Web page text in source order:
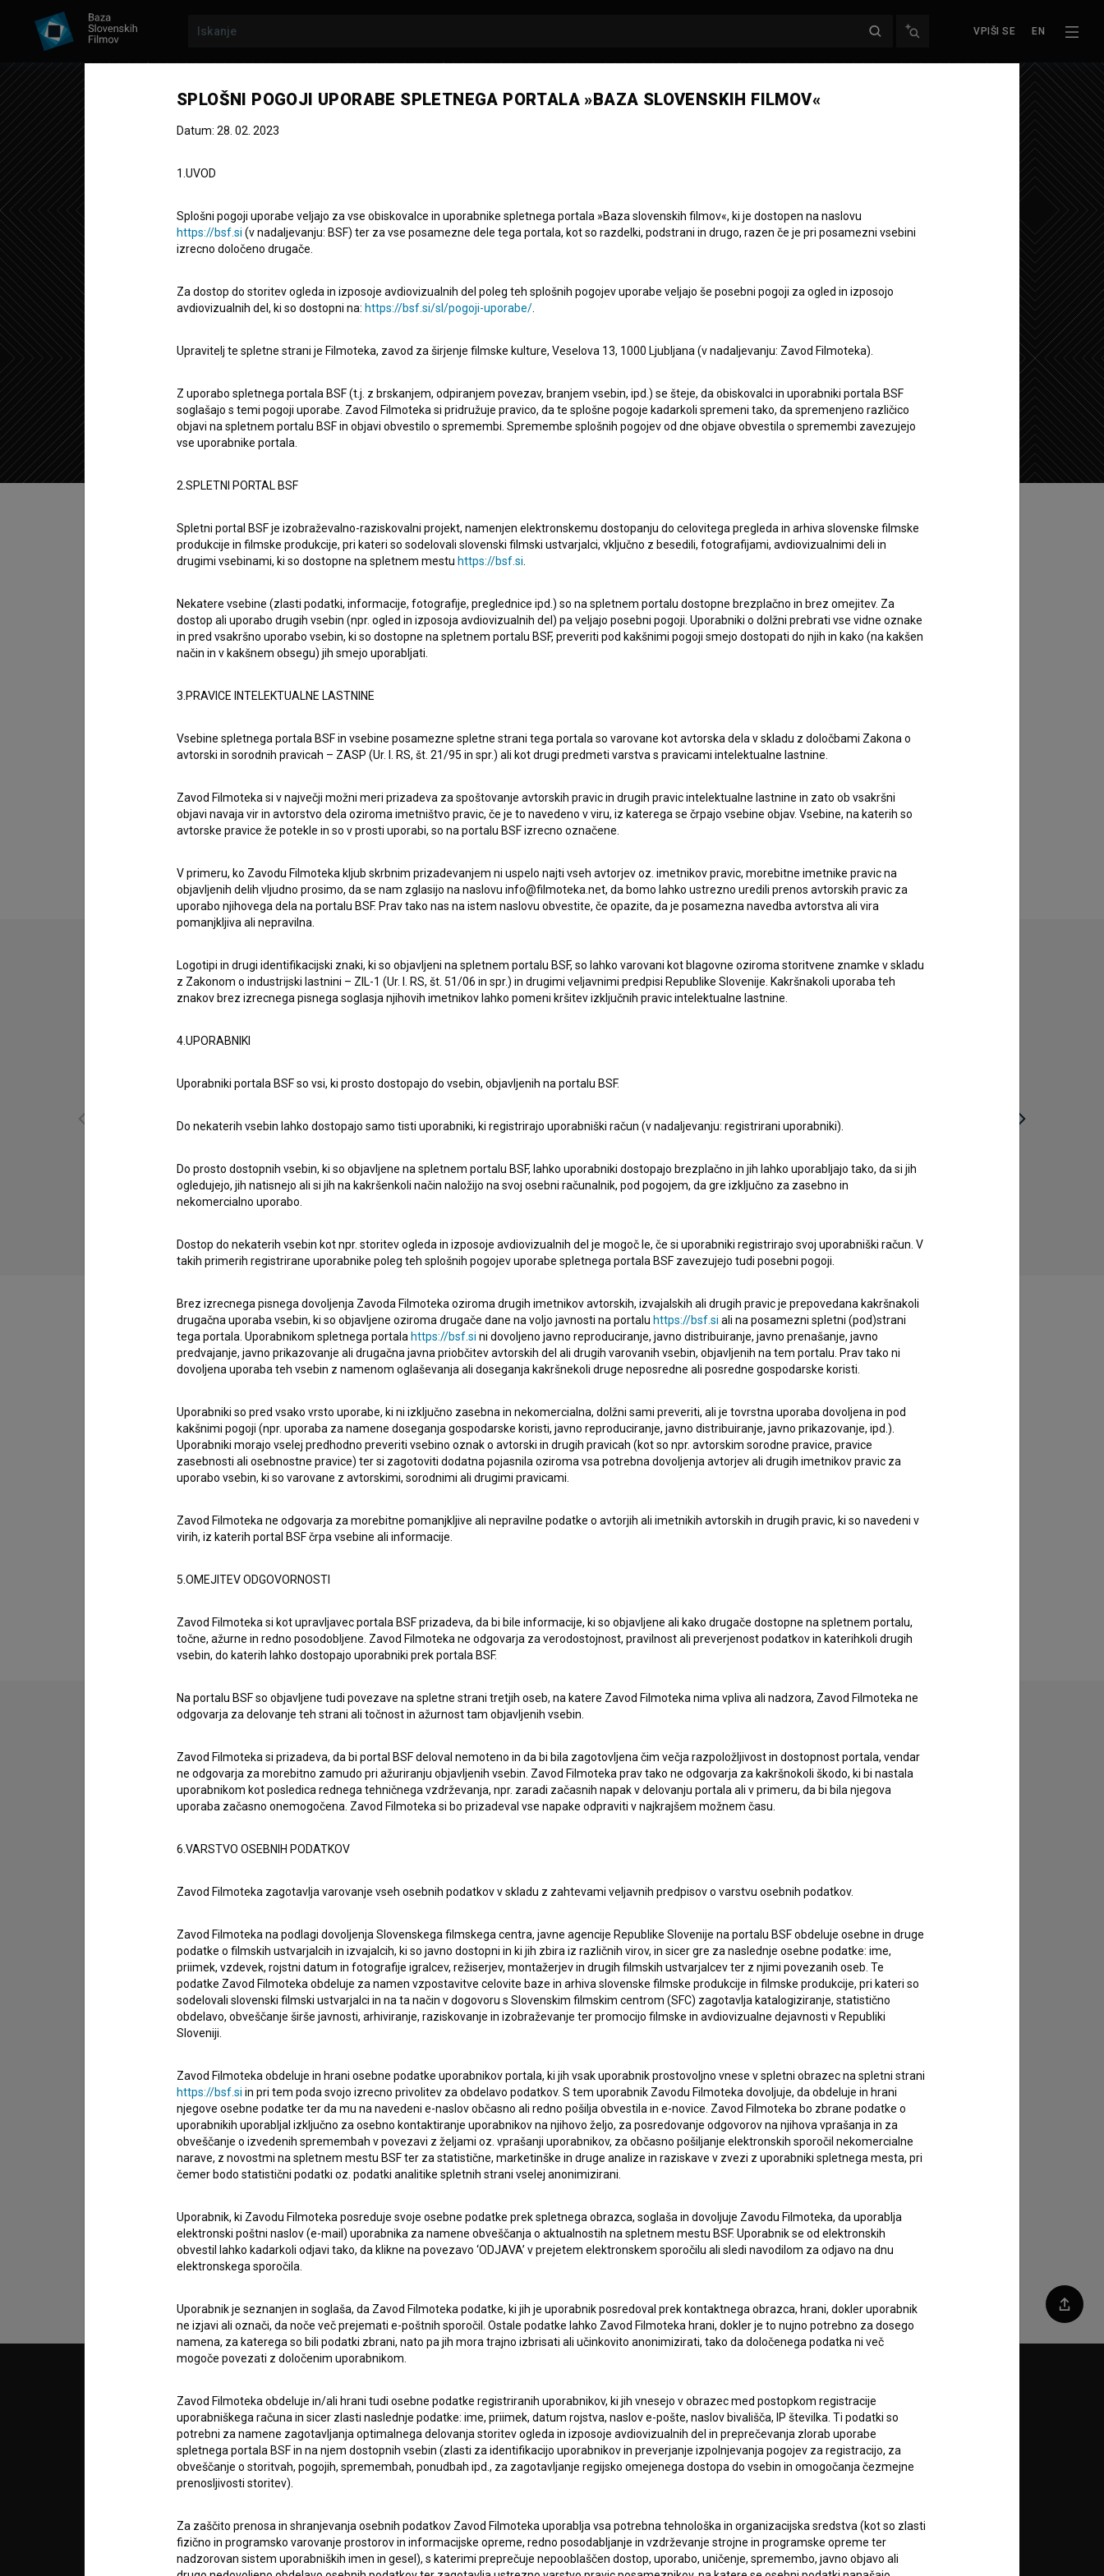
VPIŠI SE EN
Balkan ekspres
Balkanski ekspres
komedija, vojni
Želim si ogledati ta film
Tanja Bošković. Žanrsko je opredeljen kot komedija in vojni. Režiser je Branko Baletić. Nastal
je v produkcijiArt film 80inInex film.
Branko Baletić
Dragan Nikolić,Bora Todorović,Tanja Bošković
Oglejte si
Homo (2020)
drama, komedija, omnibus
Sedmina (1969) Dan ljubezni: Epizoda 11 (2010)
Zasedba
Organizacije
Projekcije
Spoštovani, s pomočjo spodnjega obrazca lahko stopite v stik z uredništvom Baze slovenskih filmov. Veseli bomo vaših odzivov.
imam vprašanje
podatkov.
Deli
zavod za širjenje filmske kulture
info@filmoteka.si
Mednarodna številka ISSN 2670-787X
Projekt sofinancira:
POGOJI UPORABE
STATISTIKA
PRIJAVA
Sprejemamsplošne pogoje in dajemsoglasjeza
SPLOŠNI POGOJI UPORABE SPLETNEGA PORTALA »BAZA SLOVENSKIH FILMOV«
Datum: 28. 02. 2023
1.UVOD
Splošni pogoji uporabe veljajo za vse obiskovalce in uporabnike spletnega portala »Baza slovenskih filmov«, ki je dostopen na naslovu
https://bsf.si (v nadaljevanju: BSF) ter za vse posamezne dele tega portala, kot so razdelki, podstrani in drugo, razen če je pri posamezni vsebini
izrecno določeno drugače.
Za dostop do storitev ogleda in izposoje avdiovizualnih del poleg teh splošnih pogojev uporabe veljajo še posebni pogoji za ogled in izposojo
avdiovizualnih del, ki so dostopni na: https://bsf.si/sl/pogoji-uporabe/
Upravitelj te spletne strani je Filmoteka, zavod za širjenje filmske kulture, Veselova 13, 1000 Ljubljana (v nadaljevanju: Zavod Filmoteka).
Z uporabo spletnega portala BSF (t.j. z brskanjem, odpiranjem povezav, branjem vsebin, ipd.) se šteje, da obiskovalci in uporabniki portala BSF
soglašajo s temi pogoji uporabe. Zavod Filmoteka si pridružuje pravico, da te splošne pogoje kadarkoli spremeni tako, da spremenjeno različico
objavi na spletnem portalu BSF in objavi obvestilo o spremembi. Spremembe splošnih pogojev od dne objave obvestila o spremembi zavezujejo
vse uporabnike portala.
2.SPLETNI PORTAL BSF
Spletni portal BSF je izobraževalno-raziskovalni projekt, namenjen elektronskemu dostopanju do celovitega pregleda in arhiva slovenske filmske
produkcije in filmske produkcije, pri kateri so sodelovali slovenski filmski ustvarjalci, vključno z besedili, fotografijami, avdiovizualnimi deli in
drugimi vsebinami, ki so dostopne na spletnem mestu https://bsf.si
Nekatere vsebine (zlasti podatki, informacije, fotografije, preglednice ipd.) so na spletnem portalu dostopne brezplačno in brez omejitev. Za
dostop ali uporabo drugih vsebin (npr. ogled in izposoja avdiovizualnih del) pa veljajo posebni pogoji. Uporabniki o dolžni prebrati vse vidne oznake
in pred vsakršno uporabo vsebin, ki so dostopne na spletnem portalu BSF, preveriti pod kakšnimi pogoji smejo dostopati do njih in kako (na kakšen
način in v kakšnem obsegu) jih smejo uporabljati.
3.PRAVICE INTELEKTUALNE LASTNINE
Vsebine spletnega portala BSF in vsebine posamezne spletne strani tega portala so varovane kot avtorska dela v skladu z določbami Zakona o
avtorski in sorodnih pravicah – ZASP (Ur. l. RS, št. 21/95 in spr.) ali kot drugi predmeti varstva s pravicami intelektualne lastnine.
Zavod Filmoteka si v največji možni meri prizadeva za spoštovanje avtorskih pravic in drugih pravic intelektualne lastnine in zato ob vsakršni
objavi navaja vir in avtorstvo dela oziroma imetništvo pravic, če je to navedeno v viru, iz katerega se črpajo vsebine objav. Vsebine, na katerih so
avtorske pravice že potekle in so v prosti uporabi, so na portalu BSF izrecno označene.
V primeru, ko Zavodu Filmoteka kljub skrbnim prizadevanjem ni uspelo najti vseh avtorjev oz. imetnikov pravic, morebitne imetnike pravic na
objavljenih delih vljudno prosimo, da se nam zglasijo na naslovu info@filmoteka.net, da bomo lahko ustrezno uredili prenos avtorskih pravic za
uporabo njihovega dela na portalu BSF. Prav tako nas na istem naslovu obvestite, če opazite, da je posamezna navedba avtorstva ali vira
pomanjkljiva ali nepravilna.
Logotipi in drugi identifikacijski znaki, ki so objavljeni na spletnem portalu BSF, so lahko varovani kot blagovne oziroma storitvene znamke v skladu
z Zakonom o industrijski lastnini – ZIL-1 (Ur. l. RS, št. 51/06 in spr.) in drugimi veljavnimi predpisi Republike Slovenije. Kakršnakoli uporaba teh
znakov brez izrecnega pisnega soglasja njihovih imetnikov lahko pomeni kršitev izključnih pravic intelektualne lastnine.
4.UPORABNIKI
Uporabniki portala BSF so vsi, ki prosto dostopajo do vsebin, objavljenih na portalu BSF.
Do nekaterih vsebin lahko dostopajo samo tisti uporabniki, ki registrirajo uporabniški račun (v nadaljevanju: registrirani uporabniki).
Do prosto dostopnih vsebin, ki so objavljene na spletnem portalu BSF, lahko uporabniki dostopajo brezplačno in jih lahko uporabljajo tako, da si jih
ogledujejo, jih natisnejo ali si jih na kakršenkoli način naložijo na svoj osebni računalnik, pod pogojem, da gre izključno za zasebno in
nekomercialno uporabo.
Dostop do nekaterih vsebin kot npr. storitev ogleda in izposoje avdiovizualnih del je mogoč le, če si uporabniki registrirajo svoj uporabniški račun. V
takih primerih registrirane uporabnike poleg teh splošnih pogojev uporabe spletnega portala BSF zavezujejo tudi posebni pogoji.
Brez izrecnega pisnega dovoljenja Zavoda Filmoteka oziroma drugih imetnikov avtorskih, izvajalskih ali drugih pravic je prepovedana kakršnakoli
drugačna uporaba vsebin, ki so objavljene oziroma drugače dane na voljo javnosti na portalu https://bsf.si ali na posamezni spletni (pod)strani
tega portala. Uporabnikom spletnega portala https://bsf.si ni dovoljeno javno reproduciranje, javno distribuiranje, javno prenašanje, javno
predvajanje, javno prikazovanje ali drugačna javna priobčitev avtorskih del ali drugih varovanih vsebin, objavljenih na tem portalu. Prav tako ni
dovoljena uporaba teh vsebin z namenom oglaševanja ali doseganja kakršnekoli druge neposredne ali posredne gospodarske koristi.
Uporabniki so pred vsako vrsto uporabe, ki ni izključno zasebna in nekomercialna, dolžni sami preveriti, ali je tovrstna uporaba dovoljena in pod
kakšnimi pogoji (npr. uporaba za namene doseganja gospodarske koristi, javno reproduciranje, javno distribuiranje, javno prikazovanje, ipd.).
Uporabniki morajo vselej predhodno preveriti vsebino oznak o avtorski in drugih pravicah (kot so npr. avtorskim sorodne pravice, pravice
zasebnosti ali osebnostne pravice) ter si zagotoviti dodatna pojasnila oziroma vsa potrebna dovoljenja avtorjev ali drugih imetnikov pravic za
uporabo vsebin, ki so varovane z avtorskimi, sorodnimi ali drugimi pravicami.
Zavod Filmoteka ne odgovarja za morebitne pomanjkljive ali nepravilne podatke o avtorjih ali imetnikih avtorskih in drugih pravic, ki so navedeni v
virih, iz katerih portal BSF črpa vsebine ali informacije.
5.OMEJITEV ODGOVORNOSTI
Zavod Filmoteka si kot upravljavec portala BSF prizadeva, da bi bile informacije, ki so objavljene ali kako drugače dostopne na spletnem portalu,
točne, ažurne in redno posodobljene. Zavod Filmoteka ne odgovarja za verodostojnost, pravilnost ali preverjenost podatkov in katerihkoli drugih
vsebin, do katerih lahko dostopajo uporabniki prek portala BSF.
Na portalu BSF so objavljene tudi povezave na spletne strani tretjih oseb, na katere Zavod Filmoteka nima vpliva ali nadzora, Zavod Filmoteka ne
odgovarja za delovanje teh strani ali točnost in ažurnost tam objavljenih vsebin.
Zavod Filmoteka si prizadeva, da bi portal BSF deloval nemoteno in da bi bila zagotovljena čim večja razpoložljivost in dostopnost portala, vendar
ne odgovarja za morebitno zamudo pri ažuriranju objavljenih vsebin. Zavod Filmoteka prav tako ne odgovarja za kakršnokoli škodo, ki bi nastala
uporabnikom kot posledica rednega tehničnega vzdrževanja, npr. zaradi začasnih napak v delovanju portala ali v primeru, da bi bila njegova
uporaba začasno onemogočena. Zavod Filmoteka si bo prizadeval vse napake odpraviti v najkrajšem možnem času.
6.VARSTVO OSEBNIH PODATKOV
Zavod Filmoteka zagotavlja varovanje vseh osebnih podatkov v skladu z zahtevami veljavnih predpisov o varstvu osebnih podatkov.
Zavod Filmoteka na podlagi dovoljenja Slovenskega filmskega centra, javne agencije Republike Slovenije na portalu BSF obdeluje osebne in druge
podatke o filmskih ustvarjalcih in izvajalcih, ki so javno dostopni in ki jih zbira iz različnih virov, in sicer gre za naslednje osebne podatke: ime,
priimek, vzdevek, rojstni datum in fotografije igralcev, režiserjev, montažerjev in drugih filmskih ustvarjalcev ter z njimi povezanih oseb. Te
podatke Zavod Filmoteka obdeluje za namen vzpostavitve celovite baze in arhiva slovenske filmske produkcije in filmske produkcije, pri kateri so
sodelovali slovenski filmski ustvarjalci in na ta način v dogovoru s Slovenskim filmskim centrom (SFC) zagotavlja katalogiziranje, statistično
obdelavo, obveščanje širše javnosti, arhiviranje, raziskovanje in izobraževanje ter promocijo filmske in avdiovizualne dejavnosti v Republiki
Sloveniji.
Zavod Filmoteka obdeluje in hrani osebne podatke uporabnikov portala, ki jih vsak uporabnik prostovoljno vnese v spletni obrazec na spletni strani
https://bsf.si in pri tem poda svojo izrecno privolitev za obdelavo podatkov. S tem uporabnik Zavodu Filmoteka dovoljuje, da obdeluje in hrani
njegove osebne podatke ter da mu na navedeni e-naslov občasno ali redno pošilja obvestila in e-novice. Zavod Filmoteka bo zbrane podatke o
uporabnikih uporabljal izključno za osebno kontaktiranje uporabnikov na njihovo željo, za posredovanje odgovorov na njihova vprašanja in za
obveščanje o izvedenih spremembah v povezavi z željami oz. vprašanji uporabnikov, za občasno pošiljanje elektronskih sporočil nekomercialne
narave, z novostmi na spletnem mestu BSF ter za statistične, marketinške in druge analize in raziskave v zvezi z uporabniki spletnega mesta, pri
čemer bodo statistični podatki oz. podatki analitike spletnih strani vselej anonimizirani.
Uporabnik, ki Zavodu Filmoteka posreduje svoje osebne podatke prek spletnega obrazca, soglaša in dovoljuje Zavodu Filmoteka, da uporablja
elektronski poštni naslov (e-mail) uporabnika za namene obveščanja o aktualnostih na spletnem mestu BSF. Uporabnik se od elektronskih
obvestil lahko kadarkoli odjavi tako, da klikne na povezavo ‘ODJAVA’ v prejetem elektronskem sporočilu ali sledi navodilom za odjavo na dnu
elektronskega sporočila.
Uporabnik je seznanjen in soglaša, da Zavod Filmoteka podatke, ki jih je uporabnik posredoval prek kontaktnega obrazca, hrani, dokler uporabnik
ne izjavi ali označi, da noče več prejemati e-poštnih sporočil. Ostale podatke lahko Zavod Filmoteka hrani, dokler je to nujno potrebno za dosego
namena, za katerega so bili podatki zbrani, nato pa jih mora trajno izbrisati ali učinkovito anonimizirati, tako da določenega podatka ni več
mogoče povezati z določenim uporabnikom.
Zavod Filmoteka obdeluje in/ali hrani tudi osebne podatke registriranih uporabnikov, ki jih vnesejo v obrazec med postopkom registracije
uporabniškega računa in sicer zlasti naslednje podatke: ime, priimek, datum rojstva, naslov e-pošte, naslov bivališča, IP številka. Ti podatki so
potrebni za namene zagotavljanja optimalnega delovanja storitev ogleda in izposoje avdiovizualnih del in preprečevanja zlorab uporabe
spletnega portala BSF in na njem dostopnih vsebin (zlasti za identifikacijo uporabnikov in preverjanje izpolnjevanja pogojev za registracijo, za
obveščanje o storitvah, pogojih, spremembah, ponudbah ipd., za zagotavljanje regijsko omejenega dostopa do vsebin in omogočanja čezmejne
prenosljivosti storitev).
Za zaščito prenosa in shranjevanja osebnih podatkov Zavod Filmoteka uporablja vsa potrebna tehnološka in organizacijska sredstva (kot so zlasti
fizično in programsko varovanje prostorov in informacijske opreme, redno posodabljanje in vzdrževanje strojne in programske opreme ter
nadzorovan sistem uporabniških imen in gesel), s katerimi preprečuje nepooblaščen dostop, uporabo, uničenje, spremembo, javno objavo ali